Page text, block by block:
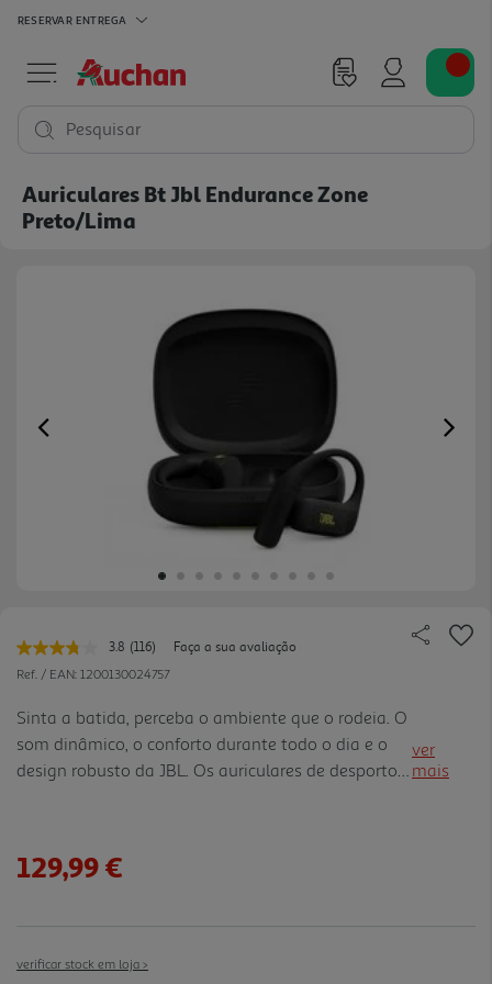
RESERVAR ENTREGA
Pesquisar
Auriculares Bt Jbl Endurance Zone
Preto/lima
Previous
3.8 Leu
116
para
a
mesma
página.
(116)
Faça a sua avaliação
Ref. / EAN: 1200130024757
Sinta a batida, perceba o ambiente que o rodeia. O
som dinâmico, o conforto durante todo o dia e o
design robusto da JBL. Os auriculares de desporto
um ângulo de audição perfeito que mantém os
envolvente. E há fuga mínima de som- porque a
pessoa que está no tapete de ioga ao lado não
ver
mais
129,99 €
verificar stock em loja >